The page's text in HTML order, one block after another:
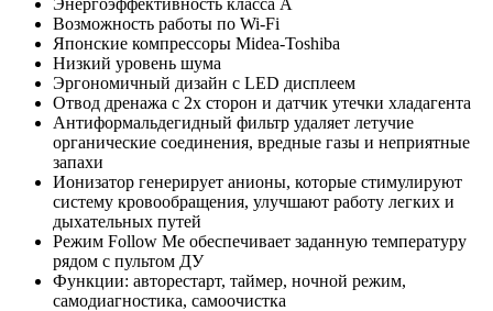
Возможность работы по Wi-Fi
Японские компрессоры Midea-Toshiba
Низкий уровень шума
Эргономичный дизайн с LED дисплеем
Отвод дренажа с 2х сторон и датчик утечки хладагента
Антиформальдегидный фильтр удаляет летучие
органические соединения, вредные газы и неприятные
запахи
Ионизатор генерирует анионы, которые стимулируют
систему кровообращения, улучшают работу легких и
дыхательных путей
Режим Follow Me обеспечивает заданную температуру
рядом с пультом ДУ
Функции: авторестарт, таймер, ночной режим,
самодиагностика, самоочистка